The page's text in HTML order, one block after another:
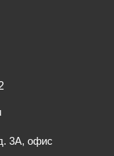
3А, офис